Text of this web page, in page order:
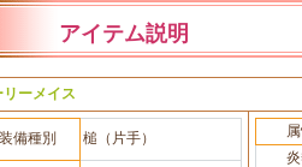
アイテム説明
リーメイス
装備種別 槌（片手）